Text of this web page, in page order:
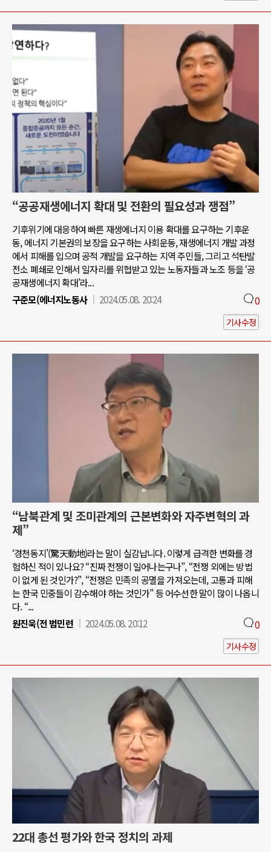
“공공재생에너지 확대 및 전환의 필요성과 쟁점”
기후위기에 대응하여 빠른 재생에너지 이용 확대를 요구하는 기후운
동, 에너지 기본권의 보장을 요구하는 사회운동, 재생에너지 개발 과정
에서 피해를 입으며 공적 개발을 요구하는 지역 주민들, 그리고 석탄발
전소 폐쇄로 인해서 일자리를 위협받고 있는 노동자들과 노조 등을 ‘공
공재생에너지 확대’라...
구준모(에너지노동사
2024.05.08. 20:24 0
기사수정
“남북관계 및 조미관계의 근본변화와 자주변혁의 과
제”
‘경천동지’(驚天動地)라는 말이 실감납니다. 이렇게 급격한 변화를 경
험하신 적이 있나요? “진짜 전쟁이 일어나는구나”, “전쟁 외에는 방법
이 없게 된 것인가?”, “전쟁은 민족의 공멸을 가져오는데, 고통과 피해
는 한국 민중들이 감수해야 하는 것인가” 등 어수선한 말이 많이 나옵니
다. “...
원진욱(전 범민련
2024.05.08. 20:12 0
기사수정
22대 총선 평가와 한국 정치의 과제